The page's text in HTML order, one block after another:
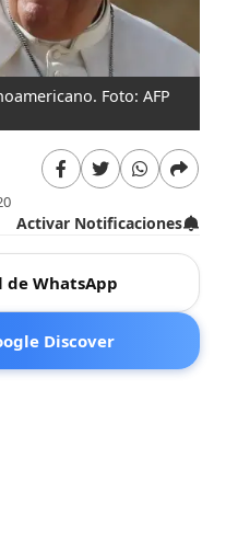
Foto: AFP
Activar Notificaciones
de WhatsApp
Discover